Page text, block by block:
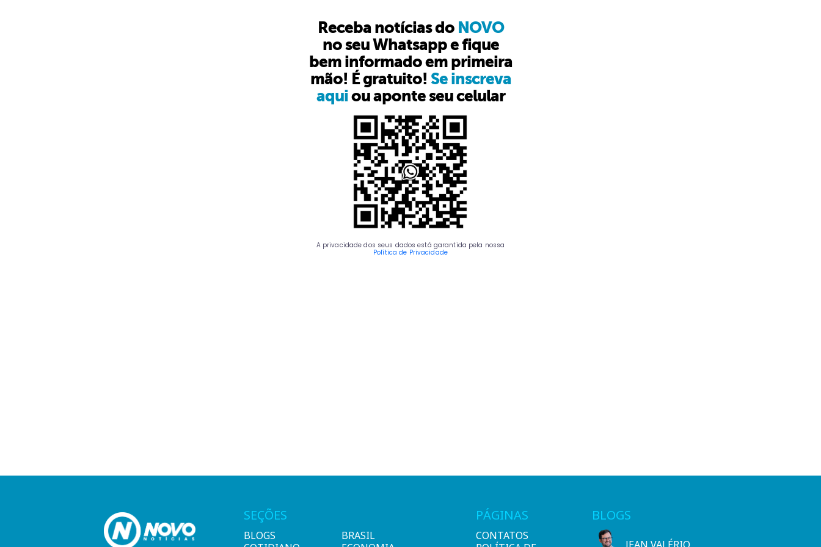
Receba notícias do NOVO
no seu Whatsapp e fique
bem informado em primeira
mão! É gratuito! Se inscreva
aquiou aponte seu celular
A privacidade dos seus dados está garantida pela nossa
Política de Privacidade
SEÇÕES
BLOGS
BRASIL
PÁGINAS
CONTATOS
BLOGS